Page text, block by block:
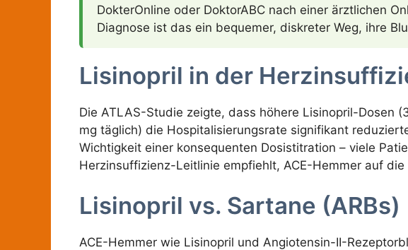
DokterOnline oder DoktorABC nach einer ärztlichen
Diagnose ist das ein bequemer, diskreter Weg, ihre
Lisinopril in der
Die ATLAS-Studie zeigte, dass höhere Lisinopril-Dosen
mg täglich) die Hospitalisierungsrate signifikant
Wichtigkeit einer konsequenten Dosistitration – viele
Herzinsuffizienz-Leitlinie empfiehlt, ACE-Hemmer auf
Lisinopril vs. Sartane (ARBs)
ACE-Hemmer wie Lisinopril und Angiotensin-II-